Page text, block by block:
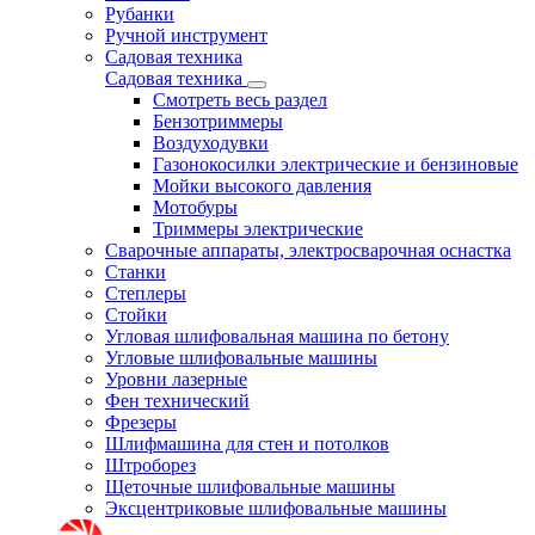
Рубанки
Ручной инструмент
Садовая техника
Садовая техника
Смотреть весь раздел
Бензотриммеры
Воздуходувки
Газонокосилки электрические и бензиновые
Мойки высокого давления
Мотобуры
Триммеры электрические
Сварочные аппараты, электросварочная оснастка
Станки
Степлеры
Стойки
Угловая шлифовальная машина по бетону
Угловые шлифовальные машины
Уровни лазерные
Фен технический
Фрезеры
Шлифмашина для стен и потолков
Штроборез
Щеточные шлифовальные машины
Эксцентриковые шлифовальные машины